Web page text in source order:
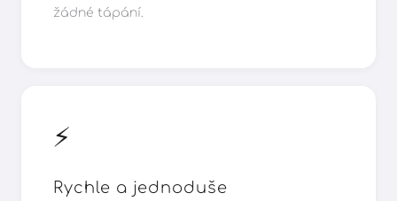
žádné tápání.
⚡
Rychle a jednoduše